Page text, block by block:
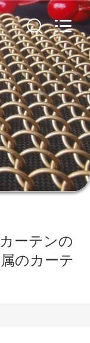
ーテンの
のカーテ